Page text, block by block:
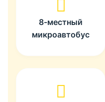
8-местный
микроавтобус